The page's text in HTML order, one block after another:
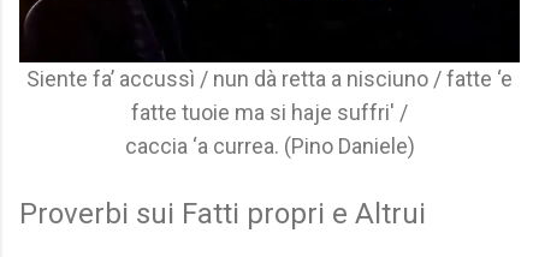
Siente fa’ accussì / nun dà retta a nisciuno / fatte ‘e
fatte tuoie ma si haje suffri' /
caccia ‘a currea. (Pino Daniele)
Proverbi sui Fatti propri e Altrui